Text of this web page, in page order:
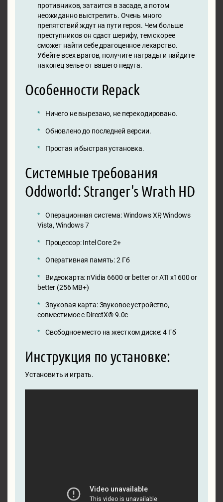
противников, затаится в засаде, а потом
неожиданно выстрелить. Очень много
препятствий ждут на пути героя. Чем больше
преступников он сдаст шерифу, тем скорее
сможет найти себе драгоценное лекарство.
Убейте всех врагов, получите награды и найдите
наконец зелье от вашего недуга.
Особенности Repack
Ничего не вырезано, не перекодировано.
Обновлено до последней версии.
Простая и быстрая установка.
Системные требования
Oddworld: Stranger's Wrath HD
Операционная система: Windows XP, Windows
Vista, Windows 7
Процессор: Intel Core 2+
Оперативная память: 2 Гб
Видеокарта: nVidia 6600 or better or ATI x1600 or
better (256 MB+)
Звуковая карта: Звуковое устройство,
совместимое с DirectX® 9.0с
Свободное место на жестком диске: 4 Гб
Инструкция по установке:
Установить и играть.